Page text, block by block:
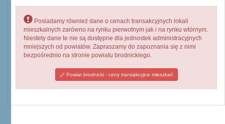
Posiadamy również dane o cenach transakcyjnych lokali
mieszkalnych zarówno na rynku pierwotnym jak i na rynku wtórnym.
Niestety dane te nie są dostępne dla jednostek administracyjnych
mniejszych od powiatów. Zapraszamy do zapoznania się z nimi
bezpośrednio na stronie powiatu brodnickiego.
Powiat brodnicki - ceny transakcyjne mieszkań